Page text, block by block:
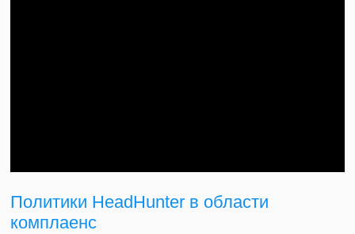
Политики HeadHunter в области
комплаенс